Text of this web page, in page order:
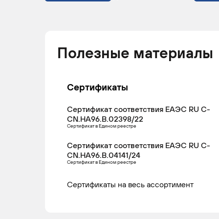
MERCEDES-
TRUCKS
ACTROS
BENZ
TRUCKS
Полезные материалы
Сертификаты
Сертификат соответствия ЕАЭС RU С-
CN.НА96.В.02398/22
Сертификат в Едином реестре
Сертификат соответствия ЕАЭС RU С-
CN.НА96.В.04141/24
Сертификат в Едином реестре
Сертификаты на весь ассортимент